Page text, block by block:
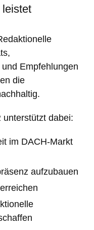
Empfehlungen
die
unterstützt dabei:
im DACH-Markt
aufzubauen